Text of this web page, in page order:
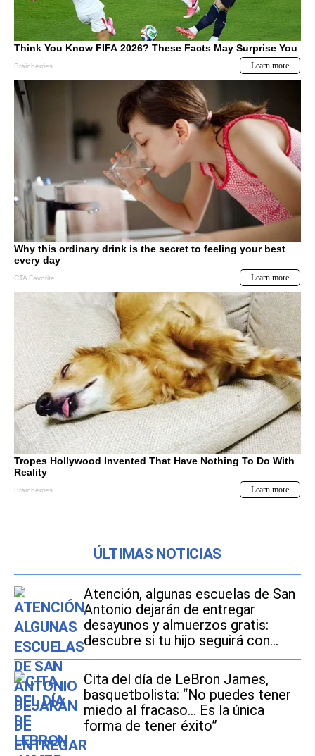
ÚLTIMAS NOTICIAS
Atención, algunas escuelas de San
Antonio dejarán de entregar
desayunos y almuerzos gratis:
descubre si tu hijo seguirá con
este beneficio durante el ciclo
escolar 2026-2027
Cita del día de LeBron James,
basquetbolista: “No puedes tener
miedo al fracaso... Es la única
forma de tener éxito”